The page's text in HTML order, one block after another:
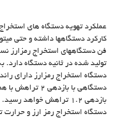
عملکرد تهویه دستگاه های
کارکرد دستگاهها داشته و حتی
فن دستگاههای استخراج رمزارز
تولید شده در ثانیه دستگاه دارد.
دستگاه استخراج رمزارز دارای
دستگاهی با بازدهی
بازدهی 1.2 تراهش خواهد
دستگاه استخراج رمز ارز و حرارت